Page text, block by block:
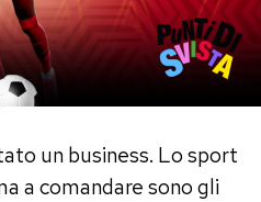
un business. Lo sport
a comandare sono gli